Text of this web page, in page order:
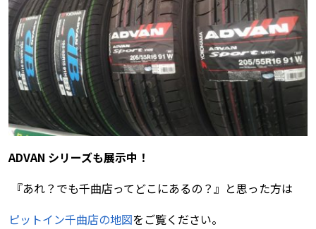
ADVAN シリーズも展示中！
『あれ？でも千曲店ってどこにあるの？』と思った方は
ピットイン千曲店の地図をご覧ください。